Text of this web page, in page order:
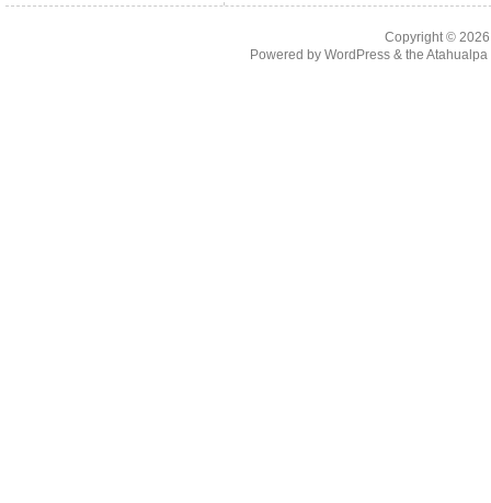
Copyright ©
Powered by WordPress& the Atahualpa